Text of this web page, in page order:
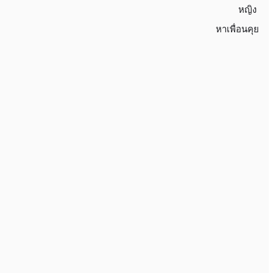
หญิง
หาเพื่อนคุย